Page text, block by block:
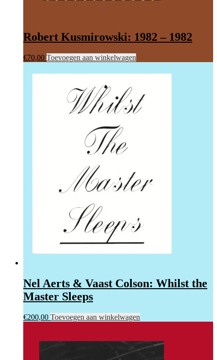
Robert Kusmirowski: 1982 – 1982
€70,00 Toevoegen aan winkelwagen
Nel Aerts & Vaast Colson: Whilst the
Master Sleeps
€200,00 Toevoegen aan winkelwagen